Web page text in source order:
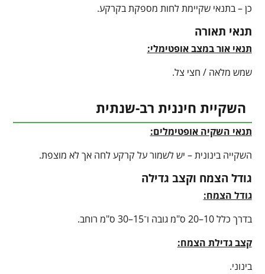
כן – בתנאי שקיימת לחות מספקת בקרקע.
תנאי תאורה
תנאי אור במצב אופטימלי:
שמש מלאה / חצי צל.
השקיית חיננית רב-שנתית
תנאי השקיה אופטימלים:
השקייה בינונית – יש לשמור על קרקע לחה אך לא מוצפת.
גודל הצמח וקצב גדילה
גודל הצמח:
בדרך כלל 10–20 ס"מ גובה ו־15–30 ס"מ רוחב.
קצב גדילת הצמח:
בינוני.